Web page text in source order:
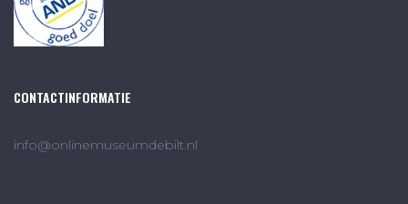
CONTACTINFORMATIE
info@onlinemuseumdebilt.nl